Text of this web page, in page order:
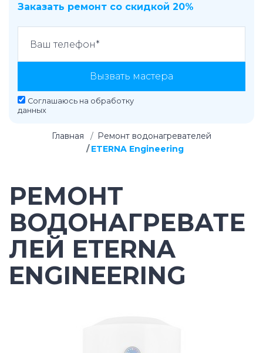
Заказать ремонт со скидкой 20%
Вызвать мастера
Соглашаюсь на обработку
данных
Главная
Ремонт водонагревателей
ETERNA Engineering
РЕМОНТ
ВОДОНАГРЕВАТЕ
ЛЕЙ ETERNA
ENGINEERING